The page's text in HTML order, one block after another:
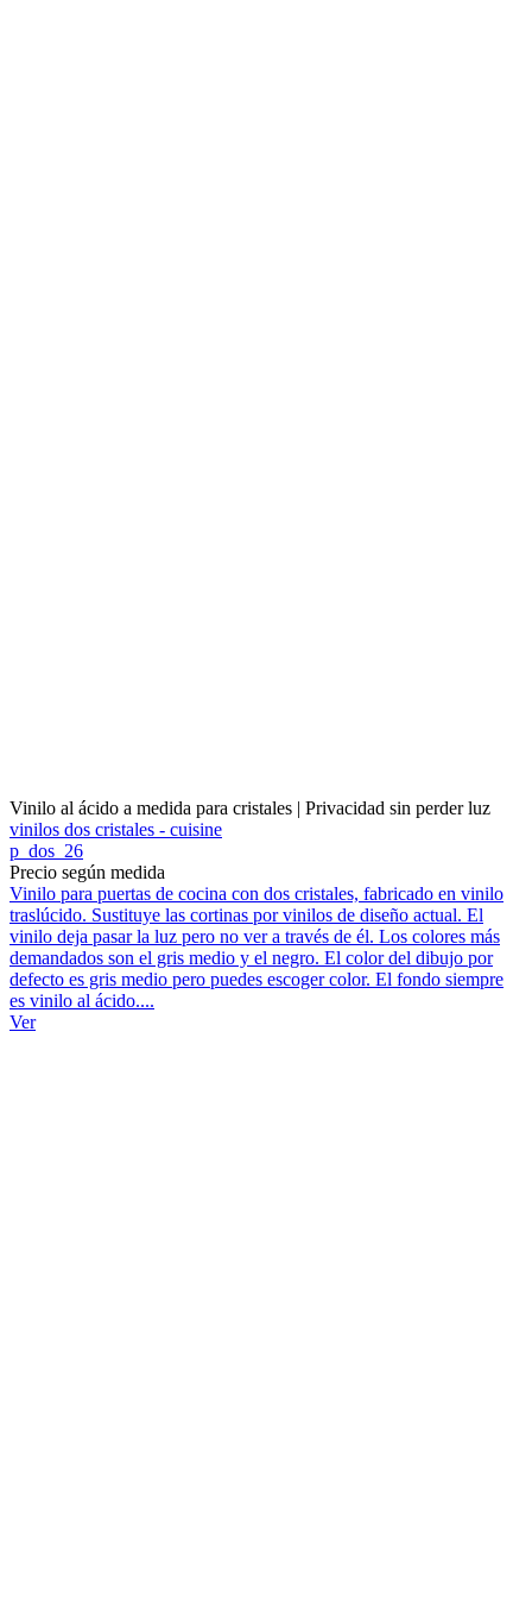
Vinilo al ácido a medida para cristales | Privacidad sin perder luz
vinilos dos cristales - cuisine
p_dos_26
Precio según medida
Vinilo para puertas de cocina con dos cristales, fabricado en vinilo
traslúcido. Sustituye las cortinas por vinilos de diseño actual. El
vinilo deja pasar la luz pero no ver a través de él. Los colores más
demandados son el gris medio y el negro. El color del dibujo por
defecto es gris medio pero puedes escoger color. El fondo siempre
es vinilo al ácido....
Ver